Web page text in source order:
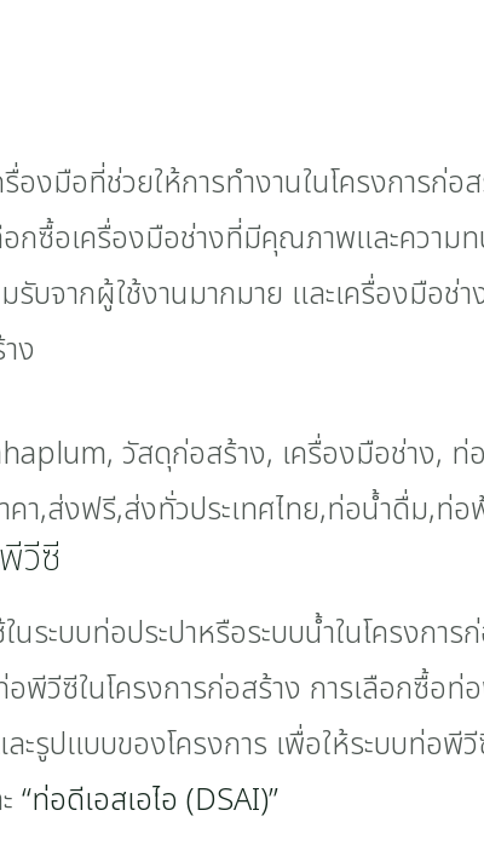
องมือที่ช่วยให้การทำงานในโครงการก่อ
กซื้อเครื่องมือช่างที่มีคุณภาพและความ
รับจากผู้ใช้งานมากมาย และเครื่องมือ
ง
วีซี
นระบบท่อประปาหรือระบบน้ำในโครงกา
อพีวีซีในโครงการก่อสร้าง การเลือกซื้
ะรูปแบบของโครงการ เพื่อให้ระบบท่อพี
“ท่อดีเอสเอไอ (DSAI)”